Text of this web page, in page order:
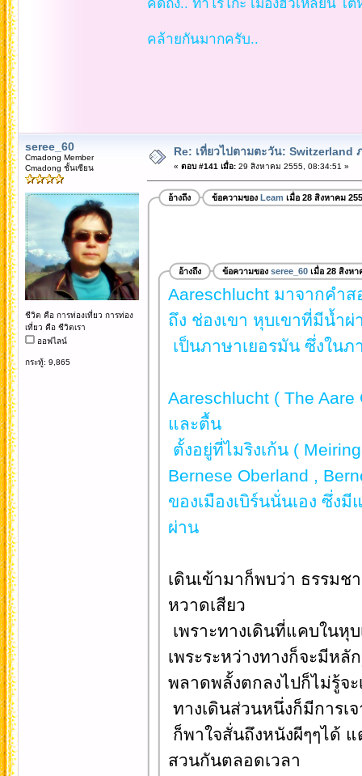
คิดถึง.. ทาโรโกะ เมืองฮั่วเหลียน ไต้
คล้ายกันมากครับ..
seree_60
Cmadong Member
Cmadong ชั้นเซียน
ชีวิต คือ การท่องเที่ยว การท่อง
เที่ยว คือ ชีวิตเรา
ออฟไลน์
กระทู้: 9,865
Re: เที่ยวไปตามตะวัน: Switzerland
« ตอบ #141 เมื่อ:29 สิงหาคม 2555, 08:34:51 »
อ้างถึง ข้อความของ Leam เมื่อ 28 สิงหาคม
อ้างถึง ข้อความของ seree_60เมื่อ 28 สิงหา
Aareschlucht มาจากคำ
ถึง ช่องเขา หุบเขาที่มีน้ำผ่
เป็นภาษาเยอรมัน ซึ่งใน
Aareschlucht ( The
และตื้น
ตั้งอยู่ที่ไมริงเก้น (
Bernese Oberland ,
ของเมืองเบิร์นนั่นเอง ซึ่ง
ผ่าน
เดินเข้ามาก็พบว่า ธรรม
หวาดเสียว
เพราะทางเดินที่แคบในหุ
เพระระหว่างทางก็จะมีห
พลาดพลั้งตกลงไปก็ไม่รู้จะ
ทางเดินส่วนหนึ่งก็มีการเ
ก็พาใจสั่นถึงหนังผีๆๆได้
สวนกันตลอดเวลา